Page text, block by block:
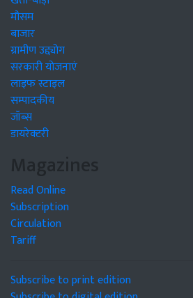
मौसम
बाजार
ग्रामीण उद्द्योग
सरकारी योजनाएं
लाइफ स्टाइल
सम्पादकीय
जॉब्स
डायरेक्टरी
Magazines
Read Online
Subscription
Circulation
Tariff
Subscribe to print edition